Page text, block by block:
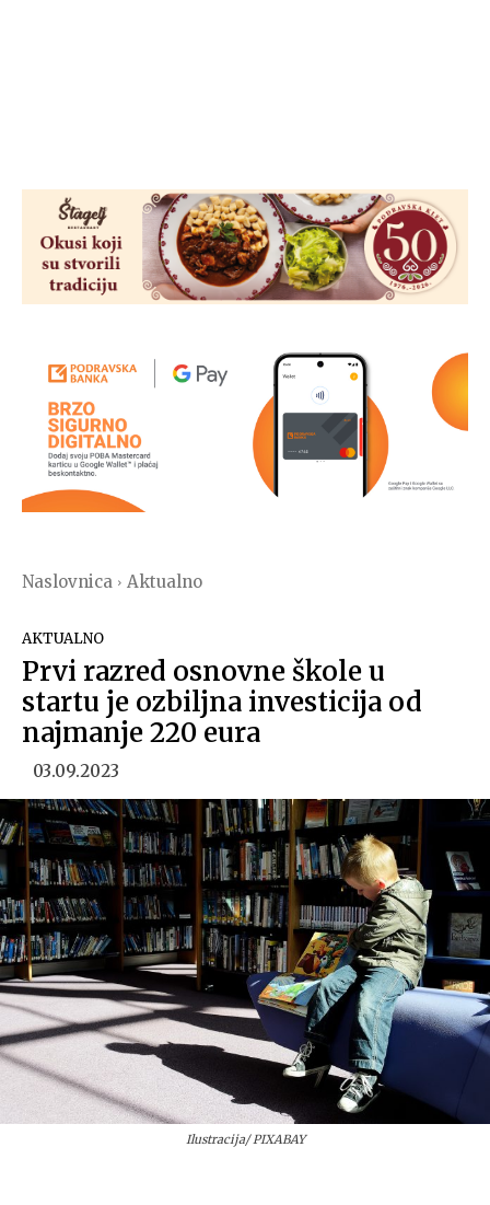
Naslovnica Aktualno
AKTUALNO
Prvi razred osnovne škole u
startu je ozbiljna investicija od
najmanje 220 eura
03.09.2023
Ilustracija/ PIXABAY